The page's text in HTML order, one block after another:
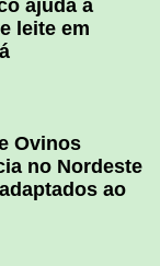
ajuda a
leite em
Ovinos
no Nordeste
ao